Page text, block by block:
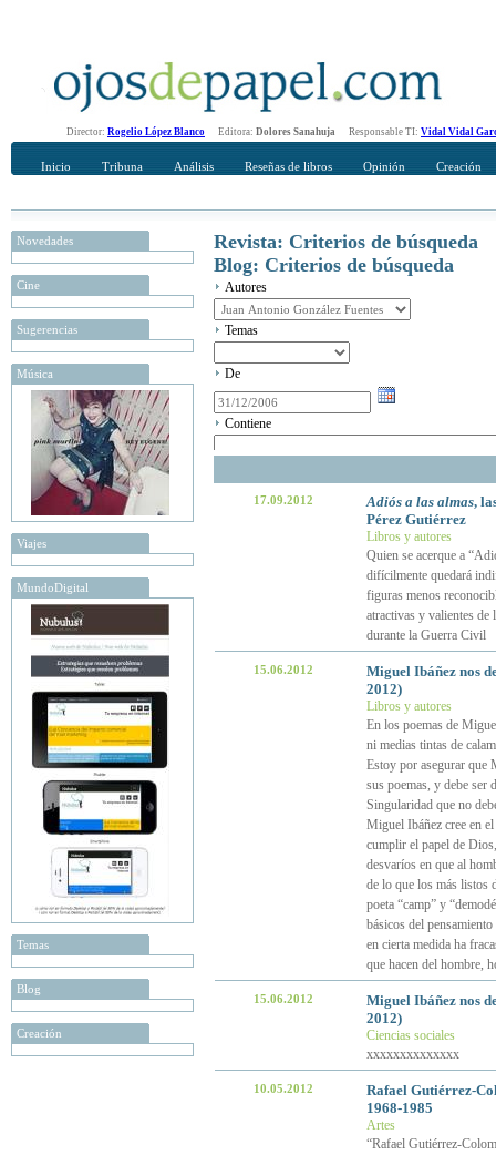
Director: Rogelio López Blanco Editora: Dolores Sanahuja Responsable TI: Vidal Vidal
Inicio Tribuna Análisis Reseñas de libros Opinión Creación
Novedades
Cine
Sugerencias
Música
Viajes
MundoDigital
Temas
Blog
Creación
Revista: Criterios de búsqueda
Blog: Criterios de búsqueda
Autores
Temas
De
Contiene
17.09.2012 Adiós a las almas,
Pérez Gutiérrez
Libros y autores
Quien se acerque a
difícilmente quedará
figuras menos
atractivas y valientes de
durante la Guerra Civil
15.06.2012
Miguel Ibáñez nos
2012)
Libros y autores
En los poemas de
ni medias tintas de
Estoy por asegurar que
sus poemas, y debe ser
Singularidad que no
Miguel Ibáñez cree en
cumplir el papel de
desvaríos en que al
de lo que los más listos
poeta “camp” y
básicos del
en cierta medida ha
que hacen del hombre,
15.06.2012
Miguel Ibáñez nos
2012)
Ciencias sociales
xxxxxxxxxxxxxx
10.05.2012
Rafael Gutiérrez-
1968-1985
Artes
“Rafael Gutiérrez-